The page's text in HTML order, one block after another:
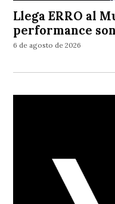
Llega ERRO al
performance
6 de agosto de 2026